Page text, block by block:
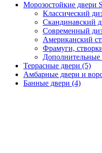
Морозостойкие двери
Классический
Скандинавский
Современный
Американский
Фрамуги,
Дополнительные
Террасные двери (5)
Амбарные двери и
Банные двери (4)